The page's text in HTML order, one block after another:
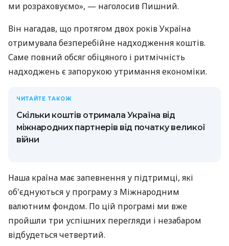
ми розраховуємо», — наголосив Пишний.
Він нагадав, що протягом двох років Україна
отримувала безперебійне надходження коштів.
Саме повний обсяг обіцяного і ритмічність
надходжень є запорукою утримання економіки.
ЧИТАЙТЕ ТАКОЖ
Скільки коштів отримала Україна від
міжнародних партнерів від початку великої
війни
Наша країна має запевнення у підтримці, які
об'єднуються у програму з Міжнародним
валютним фондом. По цій програмі ми вже
пройшли три успішних перегляди і незабаром
відбудеться четвертий.